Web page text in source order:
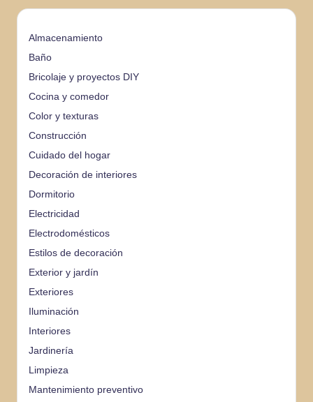
Almacenamiento
Baño
Bricolaje y proyectos DIY
Cocina y comedor
Color y texturas
Construcción
Cuidado del hogar
Decoración de interiores
Dormitorio
Electricidad
Electrodomésticos
Estilos de decoración
Exterior y jardín
Exteriores
Iluminación
Interiores
Jardinería
Limpieza
Mantenimiento preventivo